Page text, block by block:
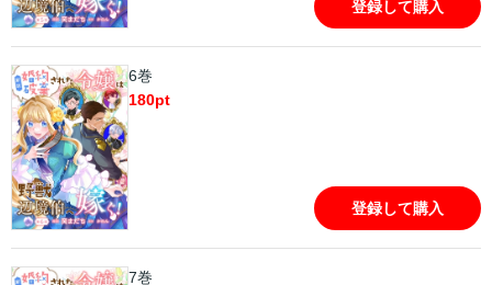
登録して購入
6巻
180pt
登録して購入
7巻